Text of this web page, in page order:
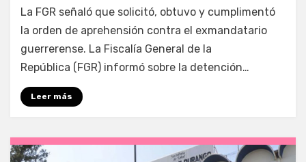
porFernando Miranda Servín
La FGR señaló que solicitó, obtuvo y cumplimentó
la orden de aprehensión contra el exmandatario
guerrerense. La Fiscalía General de la
República (FGR) informó sobre la detención…
Leer más